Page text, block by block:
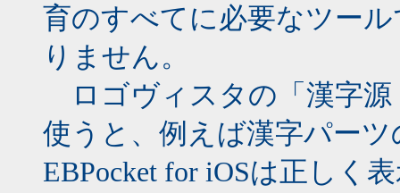
育のすべてに必要なツー
りません。
ロゴヴィスタの「漢字
使うと、例えば漢字パーツ
EBPocket for iOSは正しく